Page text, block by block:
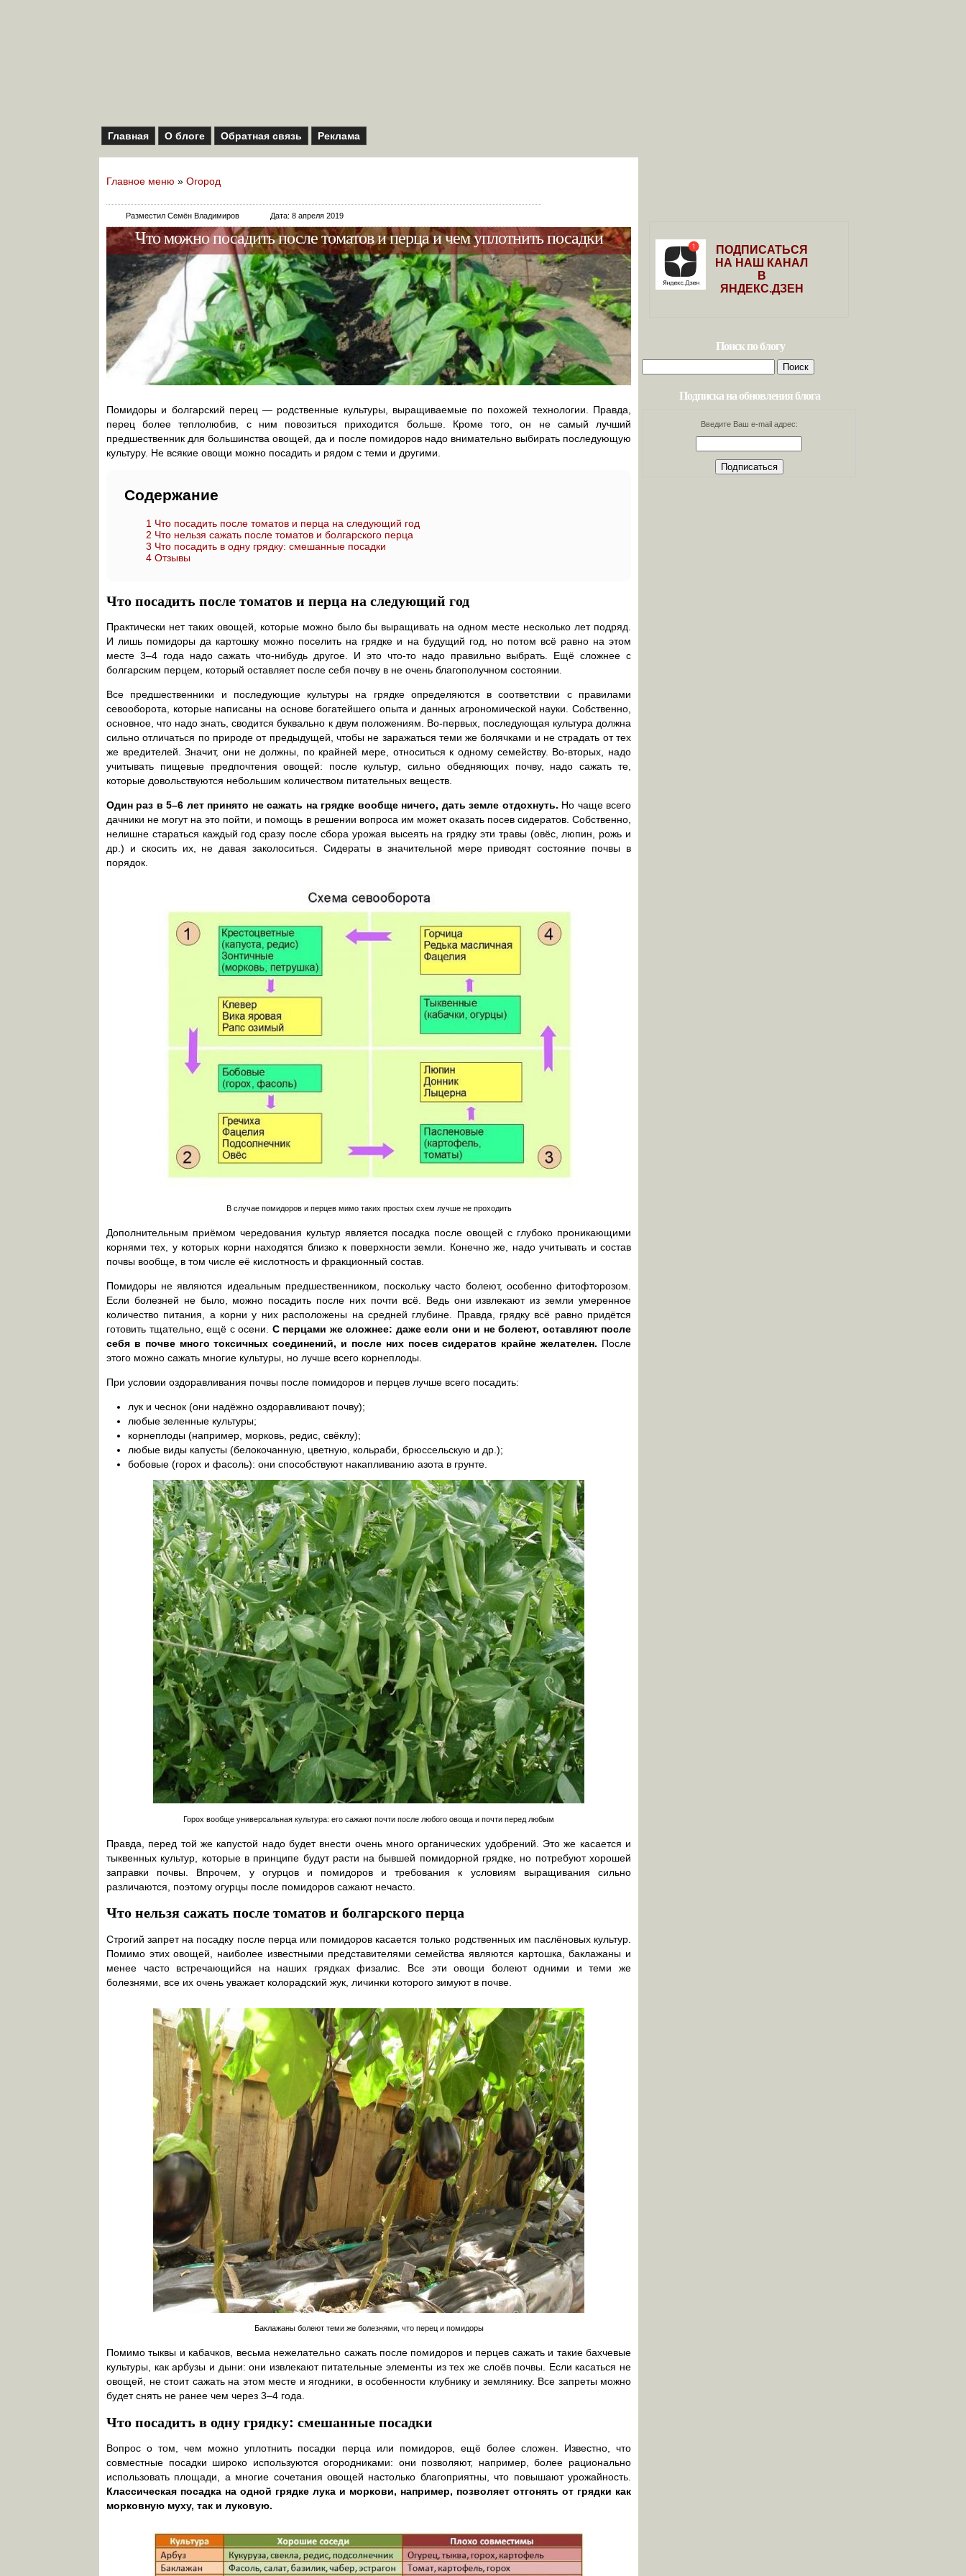
Главная О блоге Обратная связь Реклама
Главное меню » Огород
Разместил Семён Владимиров Дата: 8 апреля 2019
Что можно посадить после томатов и перца и чем уплотнить посадки
Помидоры и болгарский перец — родственные культуры, выращиваемые по похожей технологии. Правда,
перец более теплолюбив, с ним повозиться приходится больше. Кроме того, он не самый лучший
предшественник для большинства овощей, да и после помидоров надо внимательно выбирать последующую
культуру. Не всякие овощи можно посадить и рядом с теми и другими.
Содержание
1 Что посадить после томатов и перца на следующий год
2 Что нельзя сажать после томатов и болгарского перца
3 Что посадить в одну грядку: смешанные посадки
4 Отзывы
Что посадить после томатов и перца на следующий год
Практически нет таких овощей, которые можно было бы выращивать на одном месте несколько лет подряд.
И лишь помидоры да картошку можно поселить на грядке и на будущий год, но потом всё равно на этом
месте 3–4 года надо сажать что-нибудь другое. И это что-то надо правильно выбрать. Ещё сложнее с
болгарским перцем, который оставляет после себя почву в не очень благополучном состоянии.
Все предшественники и последующие культуры на грядке определяются в соответствии с правилами
севооборота, которые написаны на основе богатейшего опыта и данных агрономической науки. Собственно,
основное, что надо знать, сводится буквально к двум положениям. Во-первых, последующая культура должна
сильно отличаться по природе от предыдущей, чтобы не заражаться теми же болячками и не страдать от тех
же вредителей. Значит, они не должны, по крайней мере, относиться к одному семейству. Во-вторых, надо
учитывать пищевые предпочтения овощей: после культур, сильно обедняющих почву, надо сажать те,
которые довольствуются небольшим количеством питательных веществ.
Один раз в 5–6 лет принято не сажать на грядке вообще ничего, дать земле отдохнуть. Но чаще всего
дачники не могут на это пойти, и помощь в решении вопроса им может оказать посев сидератов. Собственно,
нелишне стараться каждый год сразу после сбора урожая высеять на грядку эти травы (овёс, люпин, рожь и
др.) и скосить их, не давая заколоситься. Сидераты в значительной мере приводят состояние почвы в
порядок.
В случае помидоров и перцев мимо таких простых схем лучше не проходить
Дополнительным приёмом чередования культур является посадка после овощей с глубоко проникающими
корнями тех, у которых корни находятся близко к поверхности земли. Конечно же, надо учитывать и состав
почвы вообще, в том числе её кислотность и фракционный состав.
Помидоры не являются идеальным предшественником, поскольку часто болеют, особенно фитофторозом.
Если болезней не было, можно посадить после них почти всё. Ведь они извлекают из земли умеренное
количество питания, а корни у них расположены на средней глубине. Правда, грядку всё равно придётся
готовить тщательно, ещё с осени. С перцами же сложнее: даже если они и не болеют, оставляют после
себя в почве много токсичных соединений, и после них посев сидератов крайне желателен. После
этого можно сажать многие культуры, но лучше всего корнеплоды.
При условии оздоравливания почвы после помидоров и перцев лучше всего посадить:
лук и чеснок (они надёжно оздоравливают почву);
любые зеленные культуры;
корнеплоды (например, морковь, редис, свёклу);
любые виды капусты (белокочанную, цветную, кольраби, брюссельскую и др.);
бобовые (горох и фасоль): они способствуют накапливанию азота в грунте.
Горох вообще универсальная культура: его сажают почти после любого овоща и почти перед любым
Правда, перед той же капустой надо будет внести очень много органических удобрений. Это же касается и
тыквенных культур, которые в принципе будут расти на бывшей помидорной грядке, но потребуют хорошей
заправки почвы. Впрочем, у огурцов и помидоров и требования к условиям выращивания сильно
различаются, поэтому огурцы после помидоров сажают нечасто.
Что нельзя сажать после томатов и болгарского перца
Строгий запрет на посадку после перца или помидоров касается только родственных им паслёновых культур.
Помимо этих овощей, наиболее известными представителями семейства являются картошка, баклажаны и
менее часто встречающийся на наших грядках физалис. Все эти овощи болеют одними и теми же
болезнями, все их очень уважает колорадский жук, личинки которого зимуют в почве.
Баклажаны болеют теми же болезнями, что перец и помидоры
Помимо тыквы и кабачков, весьма нежелательно сажать после помидоров и перцев сажать и такие бахчевые
культуры, как арбузы и дыни: они извлекают питательные элементы из тех же слоёв почвы. Если касаться не
овощей, не стоит сажать на этом месте и ягодники, в особенности клубнику и землянику. Все запреты можно
будет снять не ранее чем через 3–4 года.
Что посадить в одну грядку: смешанные посадки
Вопрос о том, чем можно уплотнить посадки перца или помидоров, ещё более сложен. Известно, что
совместные посадки широко используются огородниками: они позволяют, например, более рационально
использовать площади, а многие сочетания овощей настолько благоприятны, что повышают урожайность.
Классическая посадка на одной грядке лука и моркови, например, позволяет отгонять от грядки как
морковную муху, так и луковую.
ПОДПИСАТЬСЯ
НА НАШ КАНАЛ
В
ЯНДЕКС.ДЗЕН
Поиск по блогу
Найти:
Подписка на обновления блога
Введите Ваш e-mail адрес: